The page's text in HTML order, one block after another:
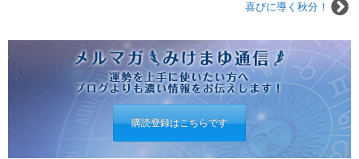
喜びに導く秋分！
購読登録はこちらです